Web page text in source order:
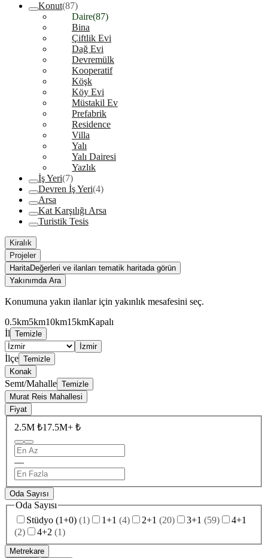
Konut(87)
Daire(87)
Bina
Çiftlik Evi
Dağ Evi
Devremülk
Kooperatif
Köşk
Köy Evi
Müstakil Ev
Prefabrik
Residence
Villa
Yalı
Yalı Dairesi
Yazlık
İş Yeri(7)
Devren İş Yeri(4)
Arsa
Kat Karşılığı Arsa
Turistik Tesis
Kiralık
Projeler
HaritaDeğerleri ve ilanları tematik haritada görün
Yakınımda Ara
Konumuna yakın ilanlar için yakınlık mesafesini seç.
0.5km5km10km15kmKapalı
İl Temizle
İzmir
İlçe Temizle
Konak
Semt/Mahalle Temizle
Murat Reis Mahallesi
Fiyat
2.5M ₺17.5M+ ₺
—
Oda Sayısı
Oda Sayısı
Stüdyo (1+0) (1) 1+1 (4) 2+1 (20) 3+1 (59)
4+1
(2) 4+2 (1)
Metrekare